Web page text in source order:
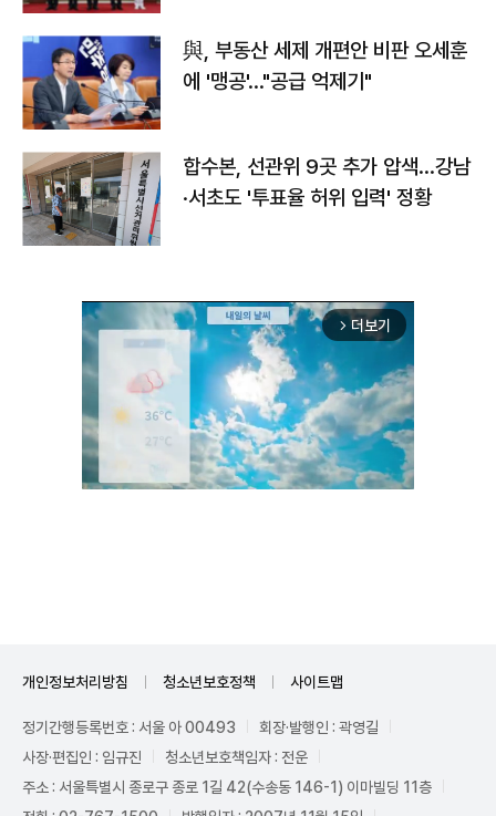
與, 부동산 세제 개편안 비판 오세훈
에 '맹공'…"공급 억제기"
합수본, 선관위 9곳 추가 압색…강남
·서초도 '투표율 허위 입력' 정황
arrow_forward_ios 더보기
개인정보처리방침 청소년보호정책 사이트맵
정기간행등록번호 : 서울 아 00493
회장·발행인 : 곽영길
사장·편집인 : 임규진
청소년보호책임자 : 전운
주소 : 서울특별시 종로구 종로 1길 42(수송동 146-1) 이마빌딩 11층